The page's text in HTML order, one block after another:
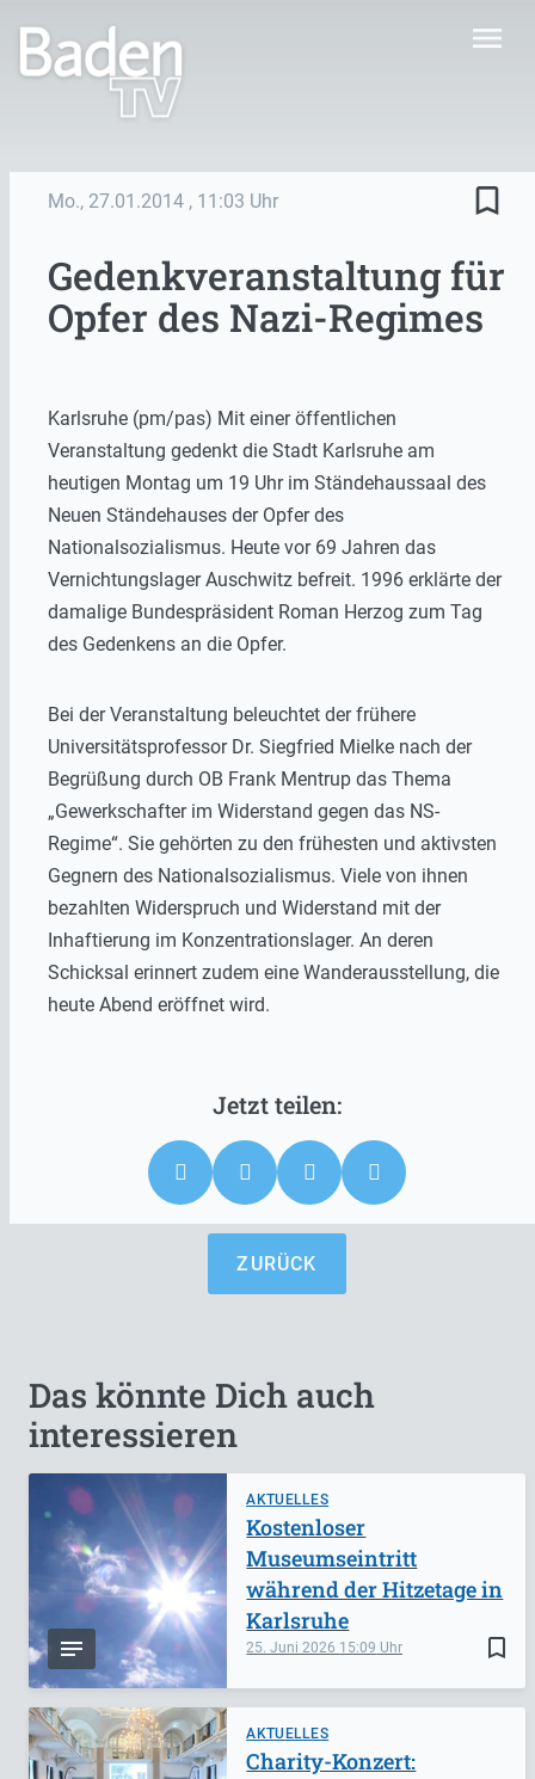
menu
Mo., 27.01.2014 , 11:03 Uhr bookmark_border
Gedenkveranstaltung für
Opfer des Nazi-Regimes
Karlsruhe (pm/pas) Mit einer öffentlichen
Veranstaltung gedenkt die Stadt Karlsruhe am
heutigen Montag um 19 Uhr im Ständehaussaal des
Neuen Ständehauses der Opfer des
Nationalsozialismus. Heute vor 69 Jahren das
Vernichtungslager Auschwitz befreit. 1996 erklärte der
damalige Bundespräsident Roman Herzog zum Tag
des Gedenkens an die Opfer.
Bei der Veranstaltung beleuchtet der frühere
Universitätsprofessor Dr. Siegfried Mielke nach der
Begrüßung durch OB Frank Mentrup das Thema
„Gewerkschafter im Widerstand gegen das NS-
Regime“. Sie gehörten zu den frühesten und aktivsten
Gegnern des Nationalsozialismus. Viele von ihnen
bezahlten Widerspruch und Widerstand mit der
Inhaftierung im Konzentrationslager. An deren
Schicksal erinnert zudem eine Wanderausstellung, die
heute Abend eröffnet wird.
ZURÜCK
Das könnte Dich auch
interessieren
AKTUELLES
bookmark_border
25. Juni 2026 15:09
Kostenloser
Museumseintritt
während der Hitzetage in
Karlsruhe
AKTUELLES
Charity-Konzert: